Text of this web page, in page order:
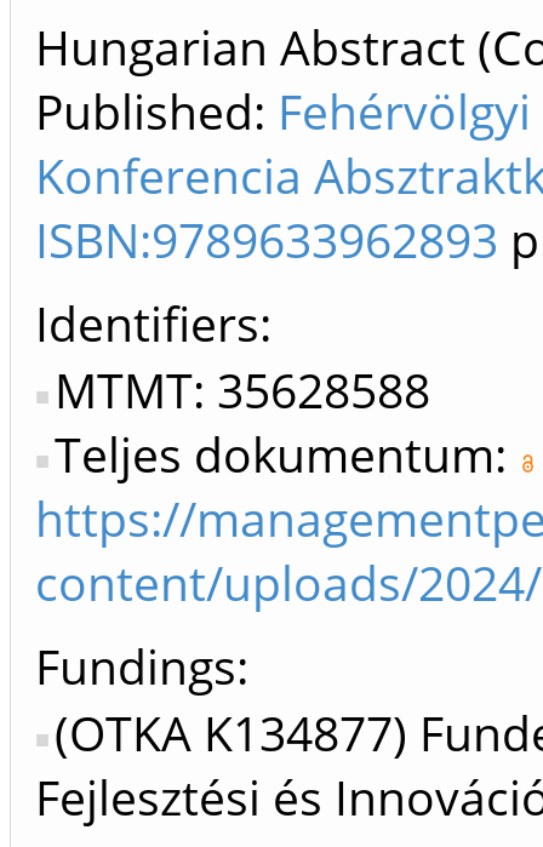
Hungarian Abstract
Published:
Konferencia
ISBN:9789633962893
Identifiers
MTMT: 35628588
Teljes dokumentum:
https://
content/uploads/
Fundings:
(OTKA K134877)
Fejlesztési és